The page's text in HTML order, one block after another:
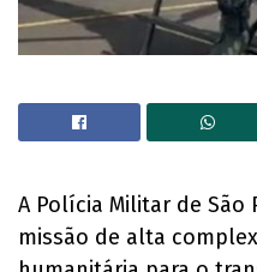
A Polícia Militar de São
missão de alta